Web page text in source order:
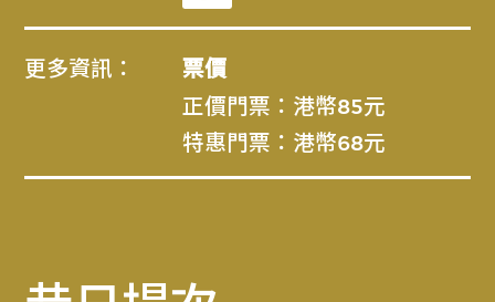
更多資訊： 票價
正價門票：港幣85元
特惠門票：港幣68元